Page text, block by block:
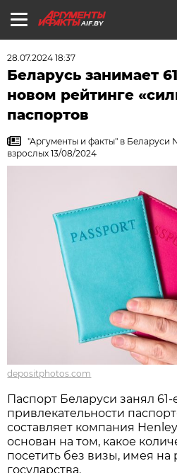
AIF.BY
28.07.2024 18:37
Беларусь занимает
новом рейтинге
паспортов
"Аргументы и факты" в Беларуси
взрослых 13/08/2024
depositphotos.com
Паспорт Беларуси занял 61-
привлекательности
составляет компания
основан на том, какое
посетить без визы, имея на
государства.